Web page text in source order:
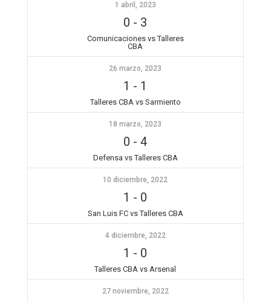
1 abril, 2023
0 - 3
Comunicaciones vs Talleres
CBA
26 marzo, 2023
1 - 1
Talleres CBA vs Sarmiento
18 marzo, 2023
0 -4
Defensa vs Talleres CBA
10 diciembre, 2022
1 - 0
San Luis FC vs Talleres CBA
4 diciembre, 2022
1 - 0
Talleres CBA vs Arsenal
27 noviembre, 2022